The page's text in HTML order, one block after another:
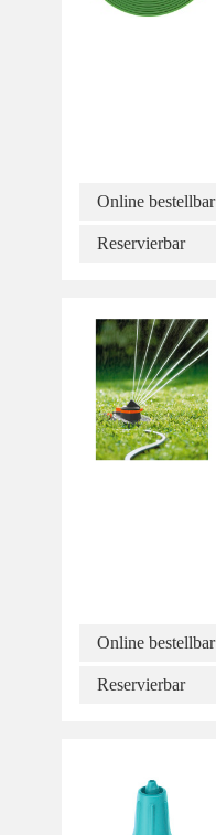
Online bestellbar
Reservierbar
Online bestellbar
Reservierbar